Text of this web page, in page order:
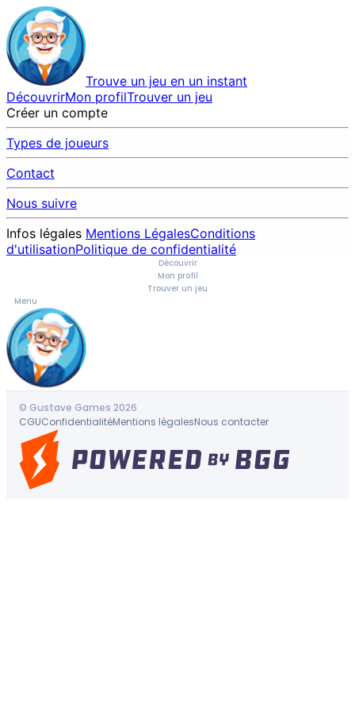
Trouve un jeu en un instant
DécouvrirMon profilTrouver un jeu
Créer un compte
Types de joueurs
Contact
Nous suivre
Infos légales Mentions LégalesConditions
d'utilisationPolitique de confidentialité
Découvrir
Mon profil
Trouver un jeu
Menu
© Gustave Games 2026
CGUConfidentialitéMentions légalesNous contacter